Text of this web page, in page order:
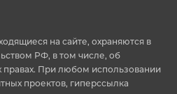
на сайте, охраняются в
РФ, в том числе, об
При любом использовании
проектов, гиперссылка